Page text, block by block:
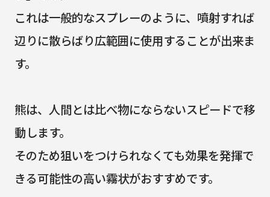
これは一般的なスプレーのように、噴射すれば
辺りに散らばり広範囲に使用することが出来ま
す。
熊は、人間とは比べ物にならないスピードで移
動します。
そのため狙いをつけられなくても効果を発揮で
きる可能性の高い霧状がおすすめです。